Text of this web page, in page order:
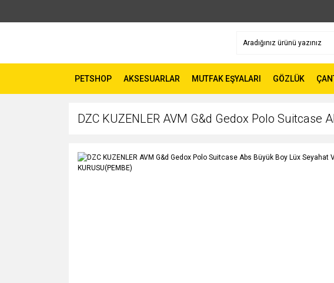
PETSHOP AKSESUARLAR MUTFAK EŞYALARI GÖZLÜK
DZC KUZENLER AVM G&d Gedox Polo Suitcase